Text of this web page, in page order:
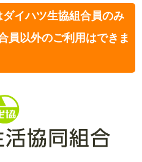
ダイハツ生協組合員のみ
員以外のご利用はできま